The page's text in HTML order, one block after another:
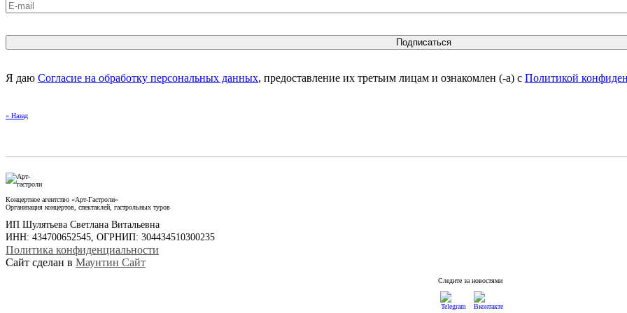
Я даю Согласие на обработку персональных данных, предоставление их третьим лицам и ознакомлен (-а) c Политикой
« Назад
Концертное агентство «Арт-Гастроли»
Организация концертов, спектаклей, гастрольных туров
ИП Шулятьева Светлана Витальевна
ИНН: 434700652545, ОГРНИП: 304434510300235
Политика конфиденциальности
Сайт сделан в Маунтин Сайт
Следите за новостями